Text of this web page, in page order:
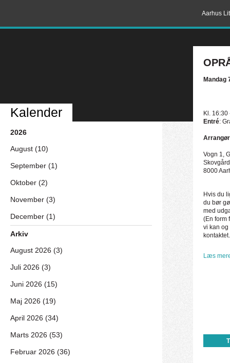
Aarhus
Mandag
Kl. 16:30
Entré:
Vogn 1,
8000
Hvis du
du bør
med
(En form
vi kan og
kontaktet.
Læs
Kalender
2026
August (10)
September (1)
Oktober (2)
November (3)
December (1)
Arkiv
August 2026 (3)
Juli 2026 (3)
Juni 2026 (15)
Maj 2026 (19)
April 2026 (34)
Marts 2026 (53)
Februar 2026 (36)